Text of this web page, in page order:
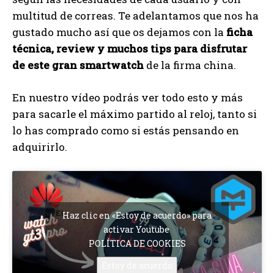
multitud de correas. Te adelantamos que nos ha
gustado mucho así que os dejamos con la ficha
técnica, review y muchos tips para disfrutar
de este gran smartwatch de la firma china.
En nuestro vídeo podrás ver todo esto y más
para sacarle el máximo partido al reloj, tanto si
lo has comprado como si estás pensando en
adquirirlo.
Haz clic en «Estoy de acuerdo» para
activar Youtube
POLÍTICA DE COOKIES